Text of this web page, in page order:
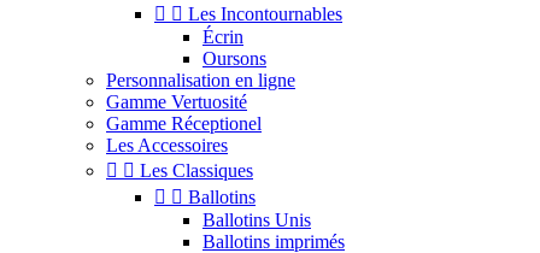
  Les Incontournables
Écrin
Oursons
Personnalisation en ligne
Gamme Vertuosité
Gamme Réceptionel
Les Accessoires
  Les Classiques
  Ballotins
Ballotins Unis
Ballotins imprimés